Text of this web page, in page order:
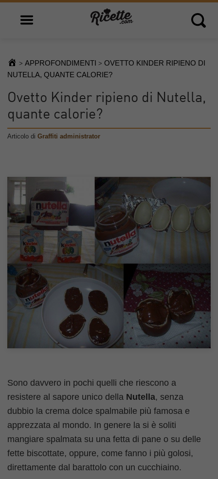
Open main menu Open
> APPROFONDIMENTI > OVETTO KINDER RIPIENO DI
NUTELLA, QUANTE CALORIE?
Ovetto Kinder ripieno di Nutella,
quante calorie?
Articolo di Graffiti administrator
Sono davvero in pochi quelli che riescono a
resistere al sapore unico della Nutella, senza
dubbio la crema dolce spalmabile più famosa e
apprezzata al mondo. In genere la si è soliti
mangiare spalmata su una fetta di pane o su delle
fette biscottate, oppure, come fanno i più golosi,
direttamente dal barattolo con un cucchiaino.